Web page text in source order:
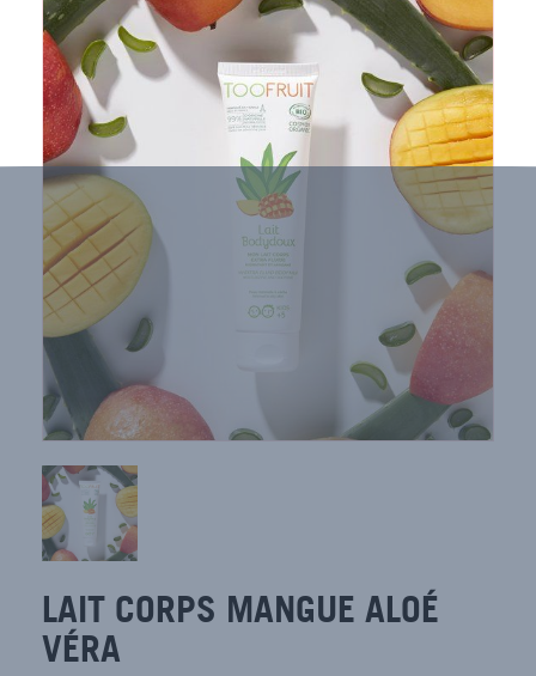
LAIT CORPS MANGUE ALOÉ
VÉRA